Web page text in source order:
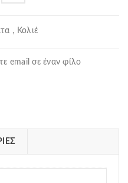
, Κολιέ
email σε έναν φίλο